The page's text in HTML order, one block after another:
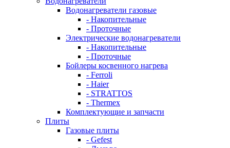
Водонагреватели газовые
- Накопительные
- Проточные
Электрические водонагреватели
- Накопительные
- Проточные
Бойлеры косвенного нагрева
- Ferroli
- Haier
- STRATTOS
- Thermex
Комплектующие и запчасти
Плиты
Газовые плиты
- Gefest